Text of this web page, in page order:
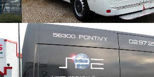
SPE